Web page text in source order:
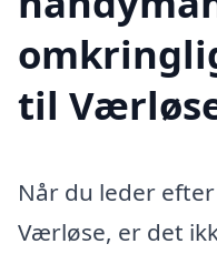
til
Når du leder
Værløse, er det